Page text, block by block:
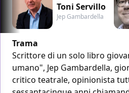
Toni Servillo
Jep Gambardella
Trama
Scrittore di un solo libro
umano", Jep Gambardella,
critico teatrale, opinionista